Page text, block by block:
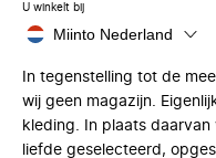
U winkelt bij
Miinto Nederland
In tegenstelling tot de
wij geen magazijn.
kleding. In plaats
liefde geselecteerd,